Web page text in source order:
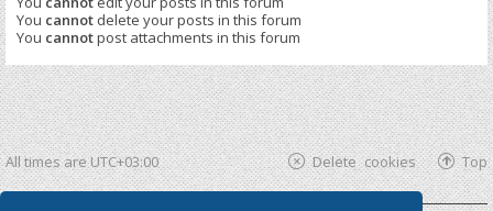
You cannot delete your posts in this forum
You cannotpost attachments in this forum
All times areUTC+03:00 Top
Delete cookies